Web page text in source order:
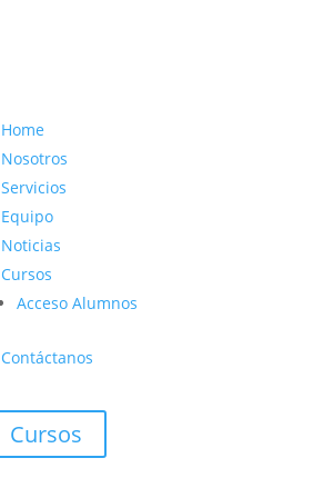
Home
Nosotros
Servicios
Equipo
Noticias
Cursos
Acceso Alumnos
Contáctanos
Cursos